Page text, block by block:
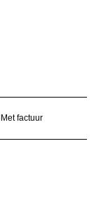
Met factuur